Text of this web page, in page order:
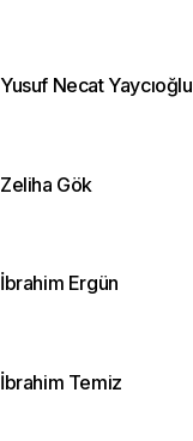
Yusuf Necat Yaycıoğlu
Zeliha Gök
İbrahim Ergün
İbrahim Temiz